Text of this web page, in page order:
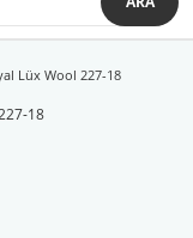
Lüx Wool 227-18